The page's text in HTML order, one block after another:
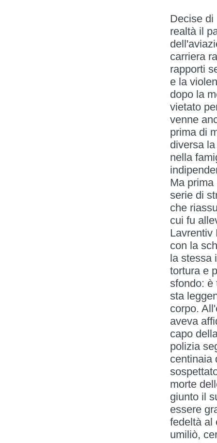
Decise di
realtà il
carriera
rapporti
e la
dopo la
vietato
venne
prima di
diversa
nella
Ma
serie di
che
cui fu
Lavrentiv
con la
la stessa
tortura e
sfondo: è
sta
corpo.
aveva
capo
polizia
centinaia
morte
giunto il
essere
fedeltà al
umiliò,